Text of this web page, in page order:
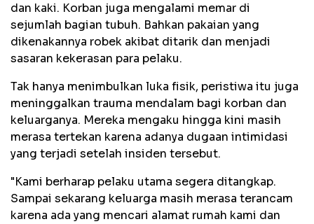
dan kaki. Korban juga mengalami memar di
sejumlah bagian tubuh. Bahkan pakaian yang
dikenakannya robek akibat ditarik dan menjadi
sasaran kekerasan para pelaku.
Tak hanya menimbulkan luka fisik, peristiwa itu juga
meninggalkan trauma mendalam bagi korban dan
keluarganya. Mereka mengaku hingga kini masih
merasa tertekan karena adanya dugaan intimidasi
yang terjadi setelah insiden tersebut.
"Kami berharap pelaku utama segera ditangkap.
Sampai sekarang keluarga masih merasa terancam
karena ada yang mencari alamat rumah kami dan